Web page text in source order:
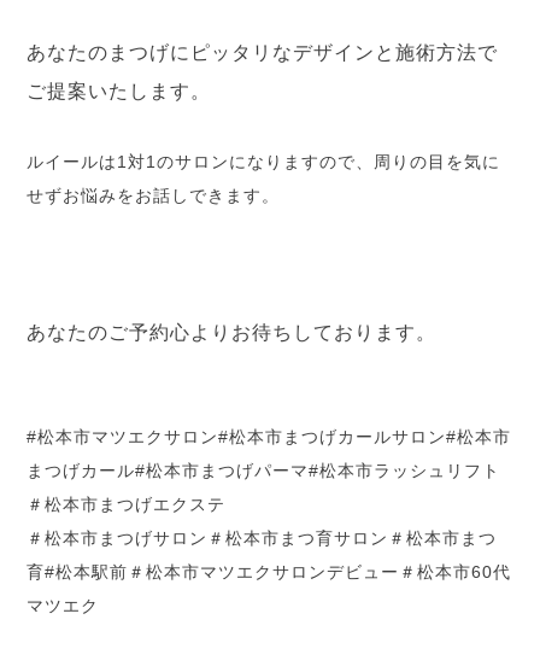
あなたのまつげにピッタリなデザインと施術方法で
ご提案いたします。
ルイールは1対1のサロンになりますので、周りの目を気に
せずお悩みをお話しできます。
あなたのご予約心よりお待ちしております。
#松本市マツエクサロン#松本市まつげカールサロン#松本市
まつげカール#松本市まつげパーマ#松本市ラッシュリフト
＃松本市まつげエクステ
＃松本市まつげサロン＃松本市まつ育サロン＃松本市まつ
育#松本駅前＃松本市マツエクサロンデビュー＃松本市60代
マツエク